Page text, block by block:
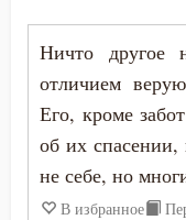
Трезвение
Троица
Тщеславие
Убийство
Ничто другое
отличием
Его, кроме
об их
не себе, но
В избранное